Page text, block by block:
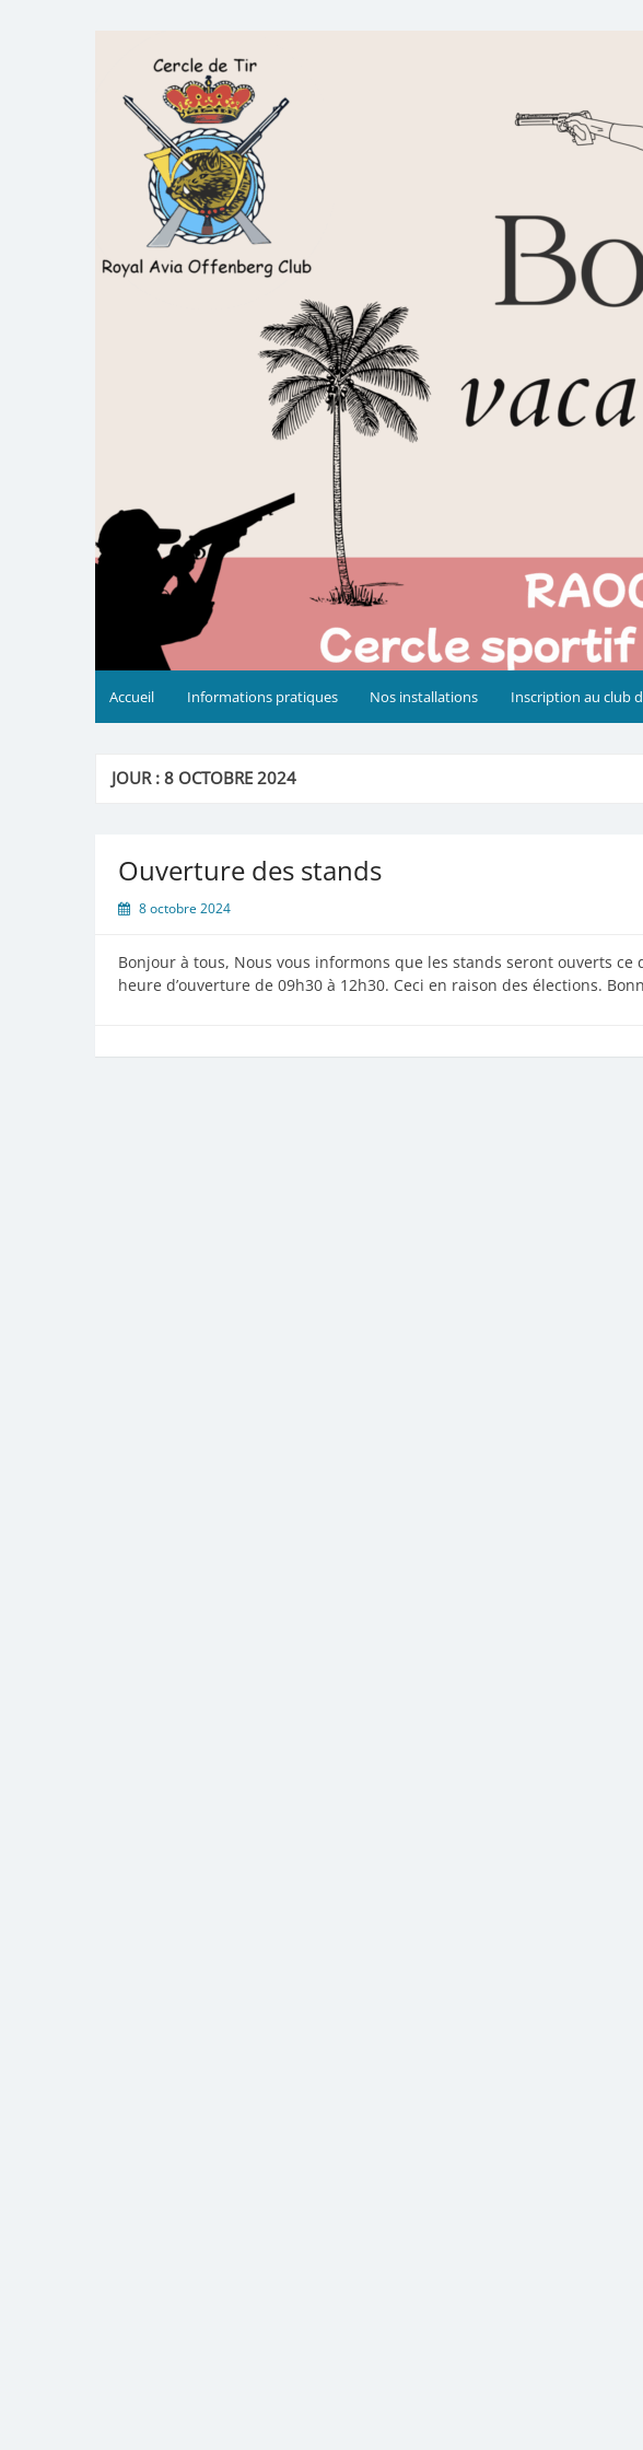
Royal AOC Florennes
Section TIR de l'AVIA
Accueil Informations pratiques Nos installations Inscription au club
JOUR :8 OCTOBRE 2024
Ouverture des stands
8 octobre 2024
Bonjour à tous, Nous vous informons que les stands seront ouverts ce
heure d’ouverture de 09h30 à 12h30. Ceci en raison des élections.